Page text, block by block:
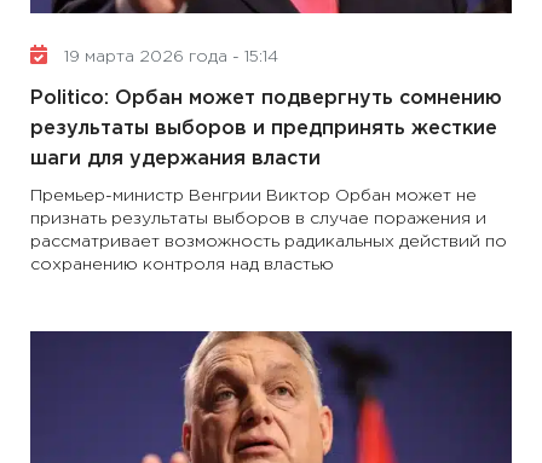
19 марта 2026 года - 15:14
Politico: Орбан может подвергнуть сомнению
результаты выборов и предпринять жесткие
шаги для удержания власти
Премьер-министр Венгрии Виктор Орбан может не
признать результаты выборов в случае поражения и
рассматривает возможность радикальных действий по
сохранению контроля над властью